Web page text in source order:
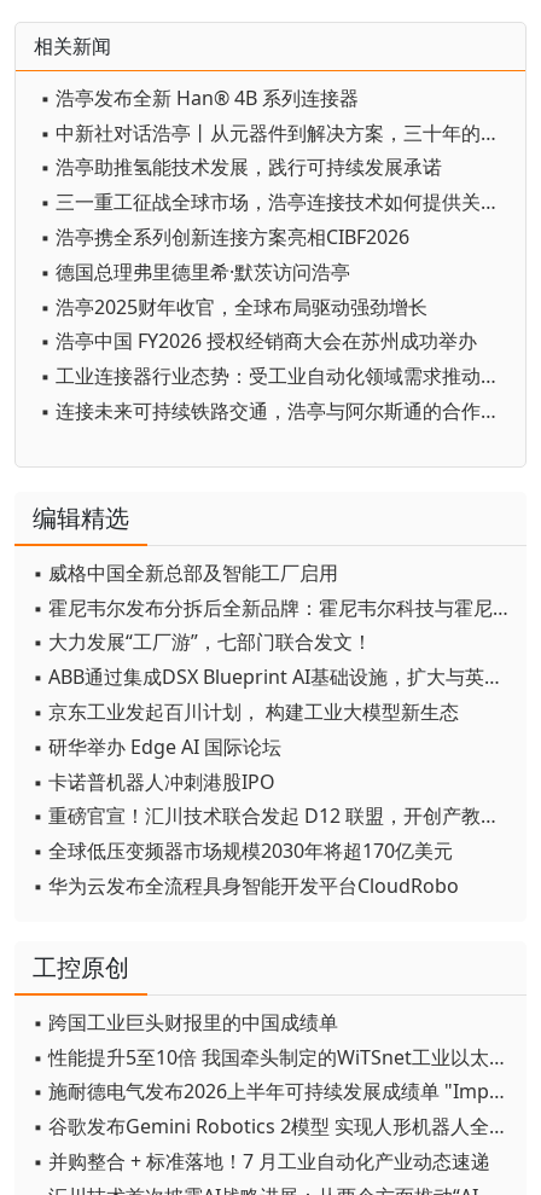
相关新闻
▪ 浩亭发布全新 Han® 4B 系列连接器
▪ 中新社对话浩亭丨从元器件到解决方案，三十年的本土化深耕
▪ 浩亭助推氢能技术发展，践行可持续发展承诺
▪ 三一重工征战全球市场，浩亭连接技术如何提供关键支撑？
▪ 浩亭携全系列创新连接方案亮相CIBF2026
▪ 德国总理弗里德里希·默茨访问浩亭
▪ 浩亭2025财年收官，全球布局驱动强劲增长
▪ 浩亭中国 FY2026 授权经销商大会在苏州成功举办
▪ 工业连接器行业态势：受工业自动化领域需求推动，规模达295.94亿元
▪ 连接未来可持续铁路交通，浩亭与阿尔斯通的合作之道
编辑精选
▪ 威格中国全新总部及智能工厂启用
▪ 霍尼韦尔发布分拆后全新品牌：霍尼韦尔科技与霍尼韦尔航空航天
▪ 大力发展“工厂游”，七部门联合发文！
▪ ABB通过集成DSX Blueprint AI基础设施，扩大与英伟达的合作
▪ 京东工业发起百川计划， 构建工业大模型新生态
▪ 研华举办 Edge AI 国际论坛
▪ 卡诺普机器人冲刺港股IPO
▪ 重磅官宣！汇川技术联合发起 D12 联盟，开创产教融合新范式
▪ 全球低压变频器市场规模2030年将超170亿美元
▪ 华为云发布全流程具身智能开发平台CloudRobo
工控原创
▪ 跨国工业巨头财报里的中国成绩单
▪ 性能提升5至10倍 我国牵头制定的WiTSnet工业以太网国际标准正式发布
▪ 施耐德电气发布2026上半年可持续发展成绩单 "Impact 2030"路线图开局稳健
▪ 谷歌发布Gemini Robotics 2模型 实现人形机器人全身智能控制突破
▪ 并购整合 + 标准落地！7 月工业自动化产业动态速递